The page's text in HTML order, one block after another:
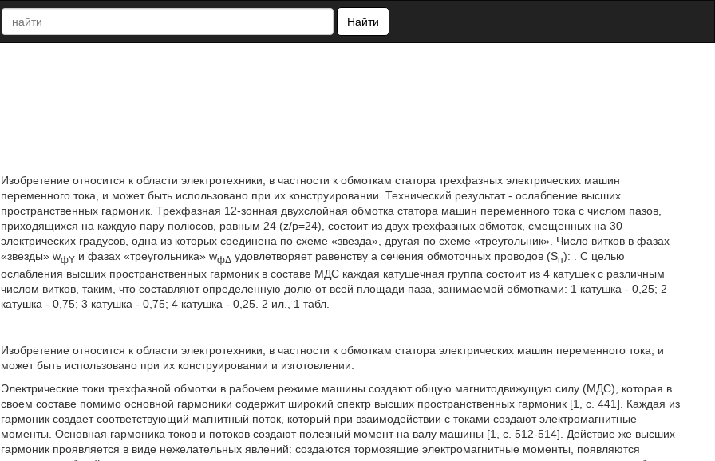
Найти
Изобретение относится к области электротехники, в частности к обмоткам статора трехфазных электрических машин
переменного тока, и может быть использовано при их конструировании. Технический результат - ослабление высших
пространственных гармоник. Трехфазная 12-зонная двухслойная обмотка статора машин переменного тока с числом пазов,
приходящихся на каждую пару полюсов, равным 24 (z/p=24), состоит из двух трехфазных обмоток, смещенных на 30
электрических градусов, одна из которых соединена по схеме «звезда», другая по схеме «треугольник». Число витков в фазах
«звезды» wфY и фазах «треугольника» wфΔ удовлетворяет равенству а сечения обмоточных проводов (Sп):
. С целью
ослабления высших пространственных гармоник в составе МДС каждая катушечная группа состоит из 4 катушек с различным
числом витков, таким, что составляют определенную долю от всей площади паза, занимаемой обмотками: 1 катушка - 0,25; 2
катушка - 0,75; 3 катушка - 0,75; 4 катушка - 0,25. 2 ил., 1 табл.
Изобретение относится к области электротехники, в частности к обмоткам статора электрических машин переменного тока, и
может быть использовано при их конструировании и изготовлении.
Электрические токи трехфазной обмотки в рабочем режиме машины создают общую магнитодвижущую силу (МДС), которая в
своем составе помимо основной гармоники содержит широкий спектр высших пространственных гармоник [1, с. 441]. Каждая из
гармоник создает соответствующий магнитный поток, который при взаимодействии с токами создают электромагнитные
моменты. Основная гармоника токов и потоков создают полезный момент на валу машины [1, с. 512-514]. Действие же высших
гармоник проявляется в виде нежелательных явлений: создаются тормозящие электромагнитные моменты, появляются